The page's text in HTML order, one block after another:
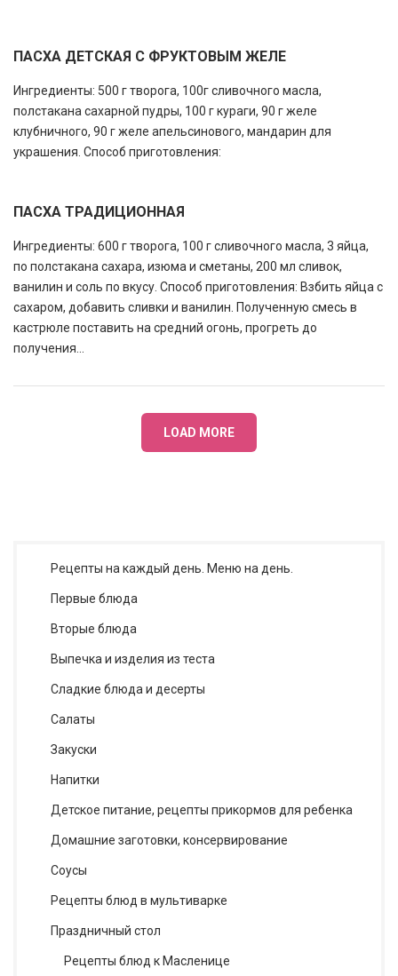
ПАСХА ДЕТСКАЯ С ФРУКТОВЫМ ЖЕЛЕ
Ингредиенты: 500 г творога, 100г сливочного масла,
полстакана сахарной пудры, 100 г кураги, 90 г желе
клубничного, 90 г желе апельсинового, мандарин для
украшения. Способ приготовления:
ПАСХА ТРАДИЦИОННАЯ
Ингредиенты: 600 г творога, 100 г сливочного масла, 3 яйца,
по полстакана сахара, изюма и сметаны, 200 мл сливок,
ванилин и соль по вкусу. Способ приготовления: Взбить яйца с
сахаром, добавить сливки и ванилин. Полученную смесь в
кастрюле поставить на средний огонь, прогреть до
получения...
LOAD MORE
Рецепты на каждый день. Меню на день.
Первые блюда
Вторые блюда
Выпечка и изделия из теста
Сладкие блюда и десерты
Салаты
Закуски
Напитки
Детское питание, рецепты прикормов для ребенка
Домашние заготовки, консервирование
Соусы
Рецепты блюд в мультиварке
Праздничный стол
Рецепты блюд к Масленице